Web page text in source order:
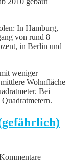
In Hamburg,
von rund 8
in Berlin und
weniger
Wohnfläche
Bei